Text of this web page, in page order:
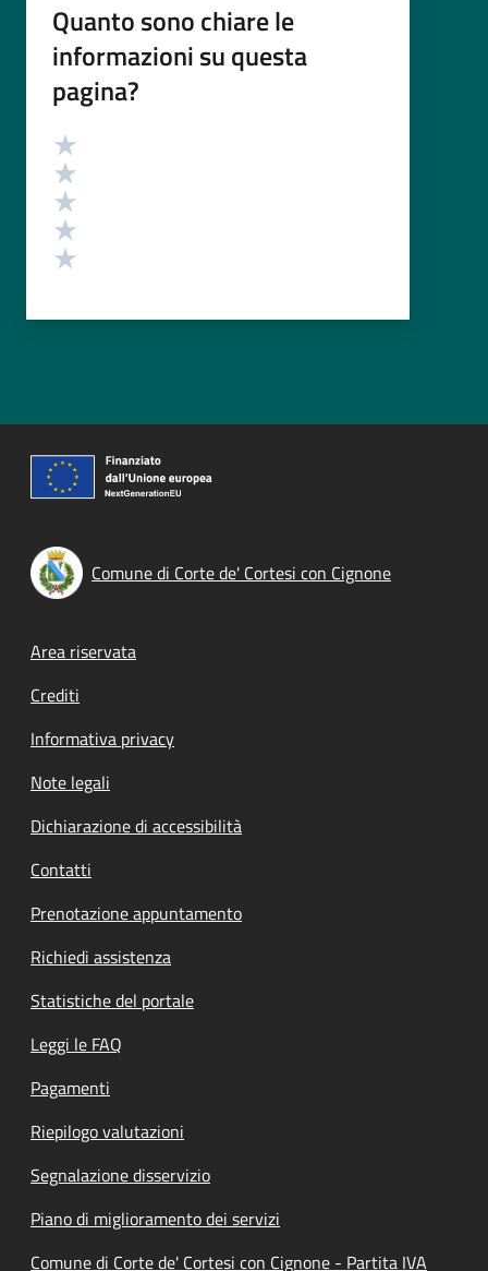
Quanto sono chiare le
informazioni su questa
pagina?
Valutazione
Comune di Corte de' Cortesi con Cignone
Footer menu
Area riservata
Crediti
Informativa privacy
Note legali
Dichiarazione di accessibilità
Contatti
Prenotazione appuntamento
Richiedi assistenza
Statistiche del portale
Leggi le FAQ
Pagamenti
Riepilogo valutazioni
Segnalazione disservizio
Piano di miglioramento dei servizi
Comune di Corte de' Cortesi con Cignone - Partita IVA